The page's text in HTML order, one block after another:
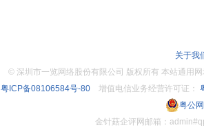
关于我
© 深圳市一览网络股份有限公司 版权所有 本站通
粤ICP备08106584号-80增值电信业务经营许可证：
粤公
金针菇企评网邮箱：